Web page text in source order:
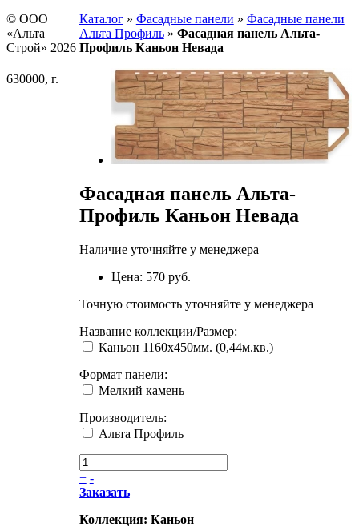
Каталог» Фасадные панели » Фасадные панели
Альта Профиль» Фасадная панель Альта-
Профиль Каньон Невада
Фасадная панель Альта-
Профиль Каньон Невада
Наличие уточняйте у менеджера
Цена: 570 руб.
Точную стоимость уточняйте у менеджера
Название коллекции/Размер:
Каньон 1160х450мм. (0,44м.кв.)
Формат панели:
Мелкий камень
Производитель:
Альта Профиль
+ -
Заказать
Коллекция: Каньон
© ООО
«Альта
Строй» 2026
630000, г.